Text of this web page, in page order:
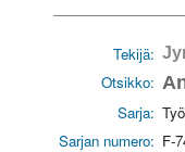
Tekijä:
Otsikko:
Sarja:
Sarjan numero: F-